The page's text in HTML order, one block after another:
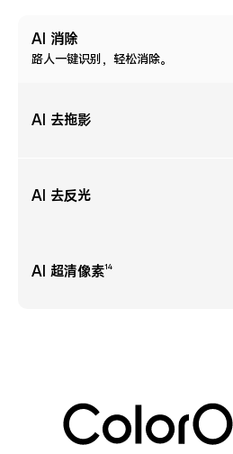
AI 消除
路人一键识别，轻松消除。
AI 去拖影
AI 去反光
AI 超清像素14